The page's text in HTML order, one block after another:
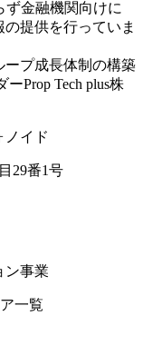
金融機関向けに
提供を行っていま
ープ成長体制の構築
Prop Tech plus株
ノイド
29番1号
ン事業
一覧